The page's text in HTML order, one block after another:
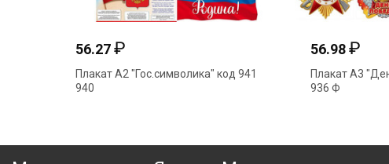
56.27₽
Плакат А2 "Гос.символика" код 941
940
56.98₽
Плакат А3
936 Ф